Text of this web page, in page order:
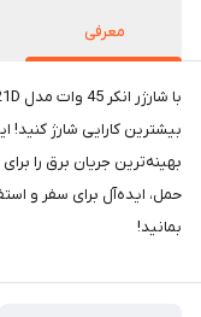
معرفی
بهینه‌ترین جریان برق را
حمل، ایده‌آل برای سفر و
بمانید!